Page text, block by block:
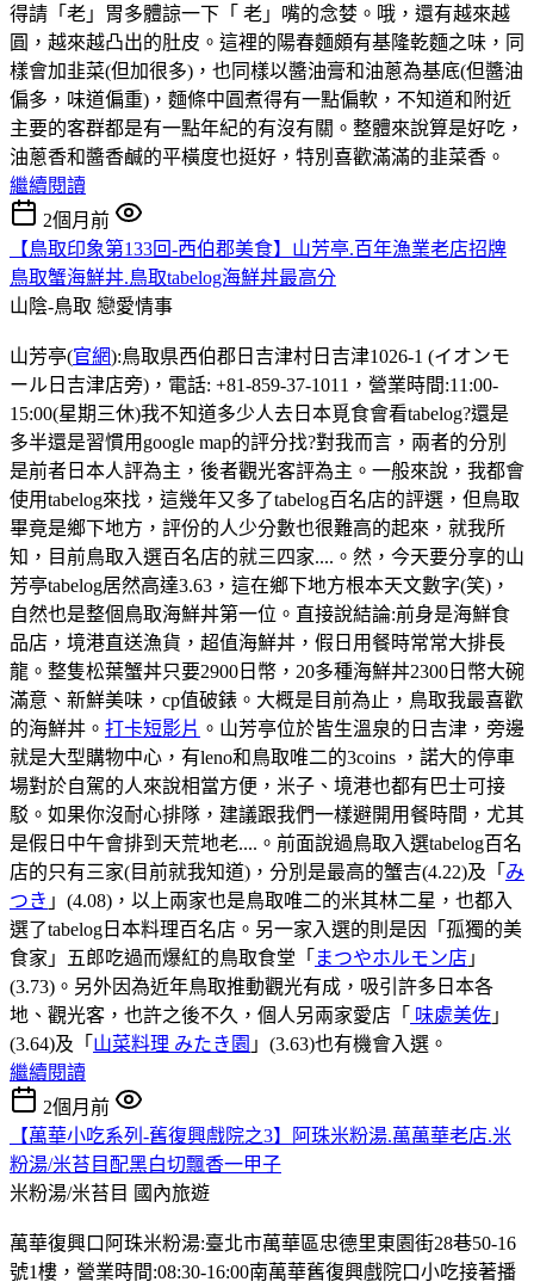
得請「老」胃多體諒一下「 老」嘴的念婪。哦，還有越來越
圓，越來越凸出的肚皮。這裡的陽春麵頗有基隆乾麵之味，同
樣會加韭菜(但加很多)，也同樣以醬油膏和油蔥為基底(但醬油
偏多，味道偏重)，麵條中圓煮得有一點偏軟，不知道和附近
主要的客群都是有一點年紀的有沒有關。整體來說算是好吃，
油蔥香和醬香鹹的平橫度也挺好，特別喜歡滿滿的韭菜香。
繼續閱讀
2個月前
【鳥取印象第133回-西伯郡美食】山芳亭.百年漁業老店招牌
鳥取蟹海鮮丼.鳥取tabelog海鮮丼最高分
山陰-鳥取 戀愛情事
山芳亭(官網):鳥取県西伯郡日吉津村日吉津1026-1 (イオンモ
ール日吉津店旁)，電話: +81-859-37-1011，營業時間:11:00-
15:00(星期三休)我不知道多少人去日本覓食會看tabelog?還是
多半還是習慣用google map的評分找?對我而言，兩者的分別
是前者日本人評為主，後者觀光客評為主。一般來說，我都會
使用tabelog來找，這幾年又多了tabelog百名店的評選，但鳥取
畢竟是鄉下地方，評份的人少分數也很難高的起來，就我所
知，目前鳥取入選百名店的就三四家....。然，今天要分享的山
芳亭tabelog居然高達3.63，這在鄉下地方根本天文數字(笑)，
自然也是整個鳥取海鮮丼第一位。直接說結論:前身是海鮮食
品店，境港直送漁貨，超值海鮮丼，假日用餐時常常大排長
龍。整隻松葉蟹丼只要2900日幣，20多種海鮮丼2300日幣大碗
滿意、新鮮美味，cp值破錶。大概是目前為止，鳥取我最喜歡
的海鮮丼。 打卡短影片 。山芳亭位於皆生溫泉的日吉津，旁邊
就是大型購物中心，有leno和鳥取唯二的3coins ，諾大的停車
場對於自駕的人來說相當方便，米子、境港也都有巴士可接
駁。如果你沒耐心排隊，建議跟我們一樣避開用餐時間，尤其
是假日中午會排到天荒地老....。前面說過鳥取入選tabelog百名
店的只有三家(目前就我知道)，分別是最高的蟹吉(4.22)及「 み
つき 」(4.08)，以上兩家也是鳥取唯二的米其林二星，也都入
選了tabelog日本料理百名店。另一家入選的則是因「孤獨的美
食家」五郎吃過而爆紅的鳥取食堂「 まつやホルモン店 」
(3.73)。另外因為近年鳥取推動觀光有成，吸引許多日本各
地、觀光客，也許之後不久，個人另兩家愛店「 味處美佐 」
(3.64)及「 山菜料理 みたき園 」(3.63)也有機會入選。
繼續閱讀
2個月前
【萬華小吃系列-舊復興戲院之3】阿珠米粉湯.萬萬華老店.米
粉湯/米苔目配黑白切飄香一甲子
米粉湯/米苔目 國內旅遊
萬華復興口阿珠米粉湯:臺北市萬華區忠德里東園街28巷50-16
號1樓，營業時間:08:30-16:00南萬華舊復興戲院口小吃接著播